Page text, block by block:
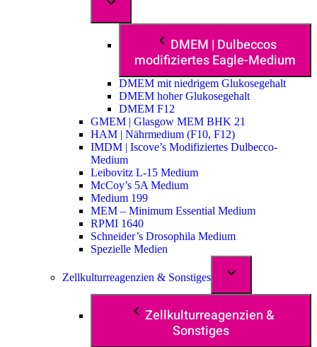
DMEM | Dulbeccos
modifiziertes Eagle-Medium
DMEM mit niedrigem Glukosegehalt
DMEM hoher Glukosegehalt
DMEM F12
GMEM | Glasgow MEM BHK 21
HAM | Nährmedium (F10, F12)
IMDM | Iscove’s Modifiziertes Dulbecco-
Medium
Leibovitz L-15 Medium
McCoy’s 5A Medium
Medium 199
MEM – Minimum Essential Medium
RPMI 1640
Schneider’s Drosophila Medium
Spezielle Medien
Zellkulturreagenzien & Sonstiges
Zellkulturreagenzien &
Sonstiges